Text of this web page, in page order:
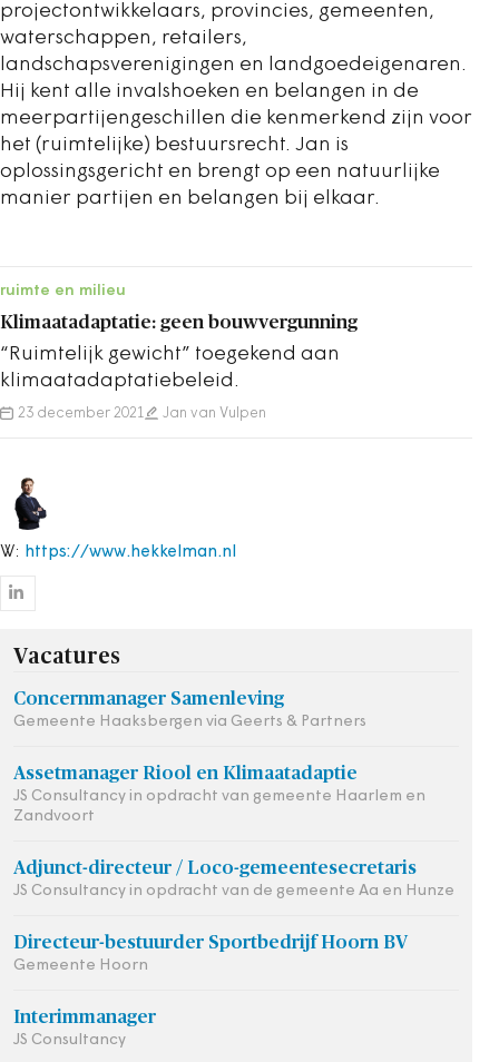
projectontwikkelaars, provincies, gemeenten,
waterschappen, retailers,
landschapsverenigingen en landgoedeigenaren.
Hij kent alle invalshoeken en belangen in de
meerpartijengeschillen die kenmerkend zijn voor
het (ruimtelijke) bestuursrecht. Jan is
oplossingsgericht en brengt op een natuurlijke
manier partijen en belangen bij elkaar.
ruimte en milieu
Klimaatadaptatie: geen bouwvergunning
“Ruimtelijk gewicht” toegekend aan
klimaatadaptatiebeleid.
23 december 2021 Jan van Vulpen
W: https://www.hekkelman.nl
Vacatures
Concernmanager Samenleving
Gemeente Haaksbergen via Geerts & Partners
Assetmanager Riool en Klimaatadaptie
JS Consultancy in opdracht van gemeente Haarlem en
Zandvoort
Adjunct-directeur / Loco-gemeentesecretaris
JS Consultancy in opdracht van de gemeente Aa en Hunze
Directeur-bestuurder Sportbedrijf Hoorn BV
Gemeente Hoorn
Interimmanager
JS Consultancy